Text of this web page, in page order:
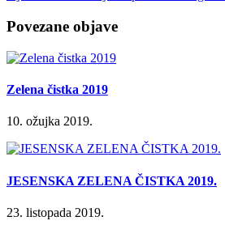
Povezane objave
Zelena čistka 2019
10. ožujka 2019.
JESENSKA ZELENA ČISTKA 2019.
23. listopada 2019.